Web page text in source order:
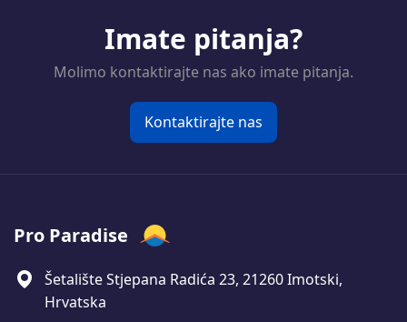
Imate pitanja?
Molimo kontaktirajte nas ako imate pitanja.
Kontaktirajte nas
Pro Paradise
Šetalište Stjepana Radića 23, 21260 Imotski,
Hrvatska